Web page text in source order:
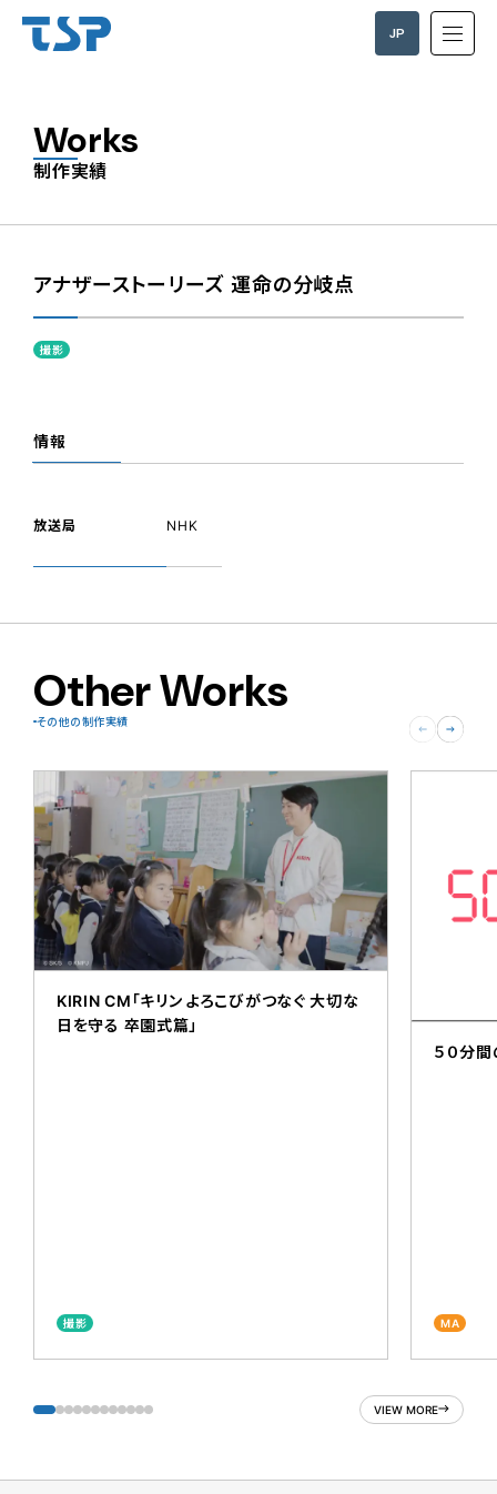
JP
Works
制作実績
アナザーストーリーズ 運命の分岐点
撮影
情報
放送局 NHK
Other Works
その他の制作実績
KIRIN CM「キリン よろこびがつなぐ 大切な
日を守る 卒園式篇」
撮影
５０分
MA
VIEW MORE